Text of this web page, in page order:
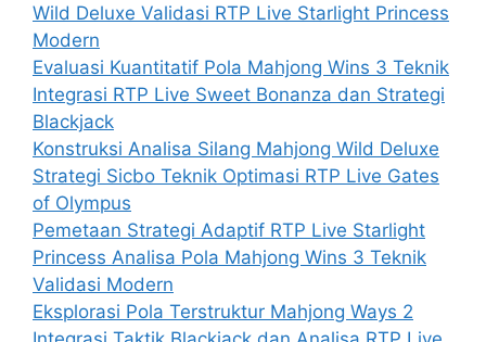
Wild Deluxe Validasi RTP Live Starlight Princess
Modern
Evaluasi Kuantitatif Pola Mahjong Wins 3 Teknik
Integrasi RTP Live Sweet Bonanza dan Strategi
Blackjack
Konstruksi Analisa Silang Mahjong Wild Deluxe
Strategi Sicbo Teknik Optimasi RTP Live Gates
of Olympus
Pemetaan Strategi Adaptif RTP Live Starlight
Princess Analisa Pola Mahjong Wins 3 Teknik
Validasi Modern
Eksplorasi Pola Terstruktur Mahjong Ways 2